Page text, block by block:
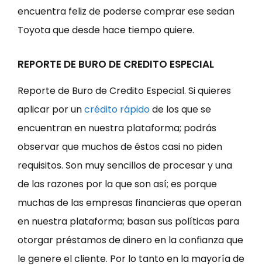
encuentra feliz de poderse comprar ese sedan
Toyota que desde hace tiempo quiere.
REPORTE DE BURO DE CREDITO ESPECIAL
Reporte de Buro de Credito Especial. Si quieres
aplicar por uncrédito rápidode los que se
encuentran en nuestra plataforma; podrás
observar que muchos de éstos casi no piden
requisitos. Son muy sencillos de procesar y una
de las razones por la que son así; es porque
muchas de las empresas financieras que operan
en nuestra plataforma; basan sus políticas para
otorgar préstamos de dinero en la confianza que
le genere el cliente. Por lo tanto en la mayoría de